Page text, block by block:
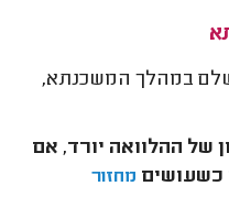
במהלך המשכנתא,
של ההלוואה יורד, אם
כשעושים מחזור